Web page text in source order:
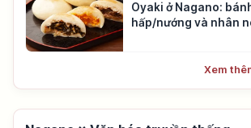
Oyaki ở Nagano:
hấp/nướng và nhân
Xem